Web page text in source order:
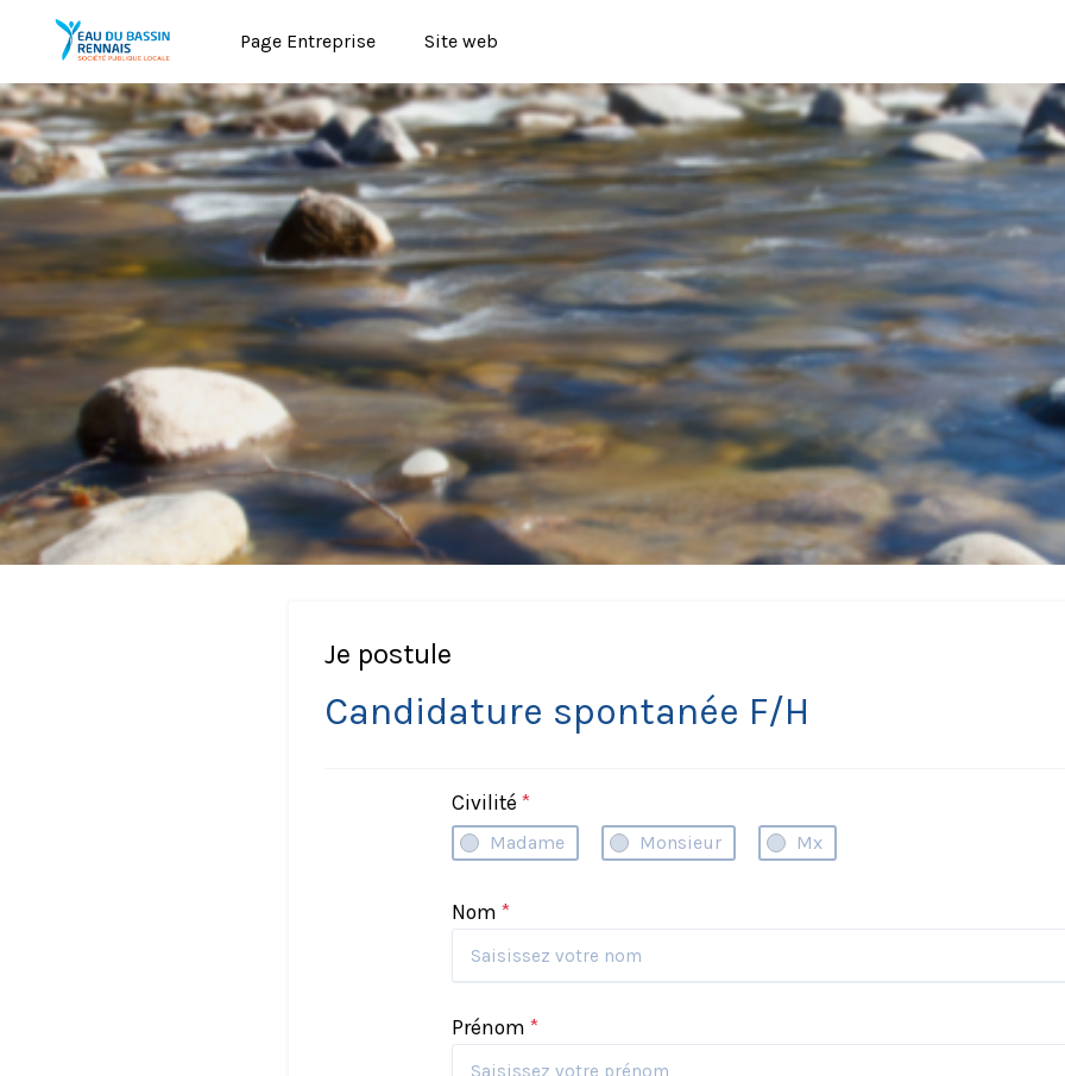
Page Entreprise Site web
Je postule
Candidature spontanée F/H
Civilité*
Madame Monsieur Mx
Nom*
Prénom*